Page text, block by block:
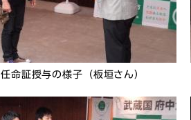
任命証授与の様子（板垣さん）